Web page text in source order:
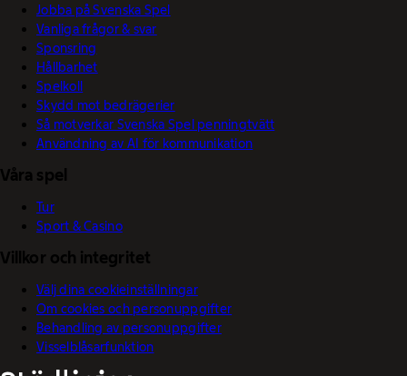
Jobba på Svenska Spel
Vanliga frågor & svar
Sponsring
Hållbarhet
Spelkoll
Skydd mot bedrägerier
Så motverkar Svenska Spel penningtvätt
Användning av AI för kommunikation
Våra spel
Tur
Sport & Casino
Villkor och integritet
Välj dina cookieinställningar
Om cookies och personuppgifter
Behandling av personuppgifter
Visselblåsarfunktion